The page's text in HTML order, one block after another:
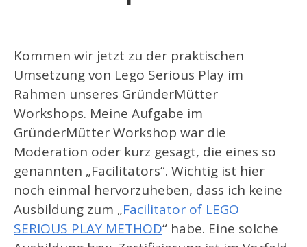
Kommen wir jetzt zu der praktischen
Umsetzung von Lego Serious Play im
Rahmen unseres GründerMütter
Workshops. Meine Aufgabe im
GründerMütter Workshop war die
Moderation oder kurz gesagt, die eines so
genannten „Facilitators“. Wichtig ist hier
noch einmal hervorzuheben, dass ich keine
Ausbildung zum „Facilitator of LEGO
SERIOUS PLAY METHOD“ habe. Eine solche